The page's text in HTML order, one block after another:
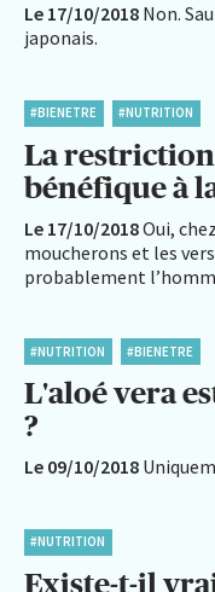
Le 17/10/2018 Non.
japonais.
#BIENETRE #NUTRITION
La
bénéfique à
Le 17/10/2018Oui,
moucherons et les
probablement
#NUTRITION #BIENETRE
L'aloé vera
?
Le 09/10/2018
#NUTRITION
Existe-t-il